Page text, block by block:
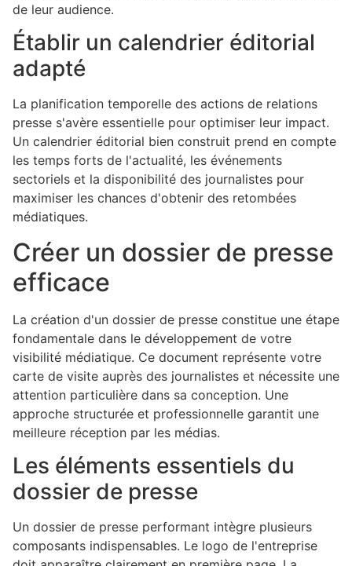
de leur audience.
Établir un calendrier éditorial
adapté
La planification temporelle des actions de relations
presse s'avère essentielle pour optimiser leur impact.
Un calendrier éditorial bien construit prend en compte
les temps forts de l'actualité, les événements
sectoriels et la disponibilité des journalistes pour
maximiser les chances d'obtenir des retombées
médiatiques.
Créer un dossier de presse
efficace
La création d'un dossier de presse constitue une étape
fondamentale dans le développement de votre
visibilité médiatique. Ce document représente votre
carte de visite auprès des journalistes et nécessite une
attention particulière dans sa conception. Une
approche structurée et professionnelle garantit une
meilleure réception par les médias.
Les éléments essentiels du
dossier de presse
Un dossier de presse performant intègre plusieurs
composants indispensables. Le logo de l'entreprise